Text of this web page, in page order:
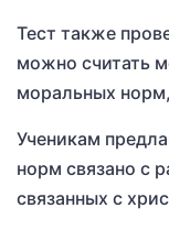
Тест также
можно считать
моральных
Ученикам
норм связано с
связанных с